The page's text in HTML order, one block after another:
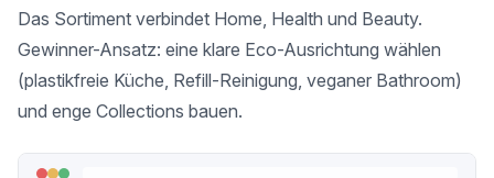
Das Sortiment verbindet Home, Health und Beauty.
Gewinner-Ansatz: eine klare Eco-Ausrichtung wählen
(plastikfreie Küche, Refill-Reinigung, veganer Bathroom)
und enge Collections bauen.